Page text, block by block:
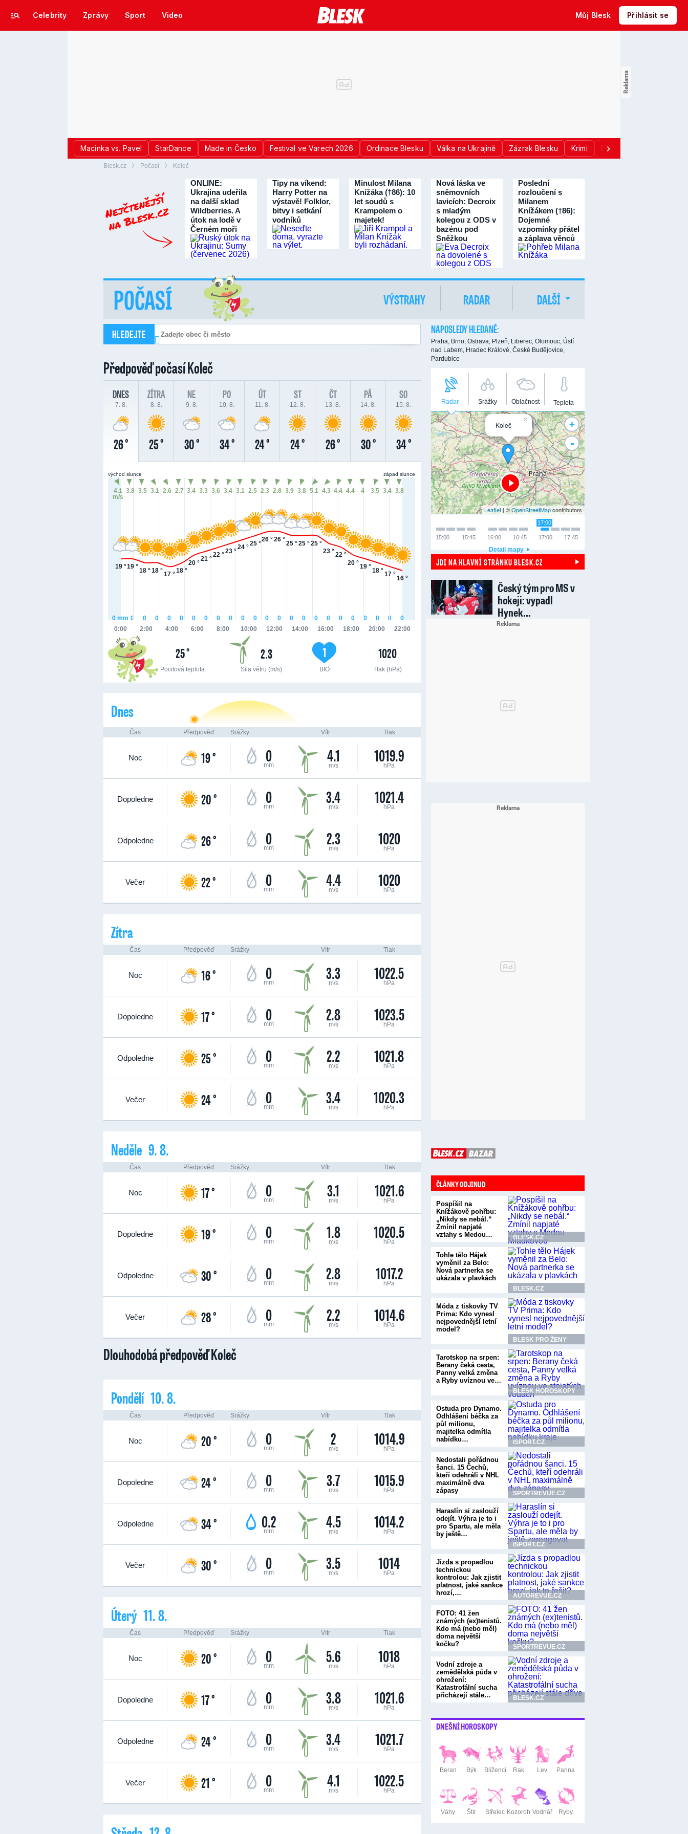
Celebrity Zprávy Sport Video Můj Blesk Přihlásit se
Macinka vs. Pavel StarDance Made in Česko Festival ve Varech 2026 Ordinace Blesku Válka na Ukrajině Zázrak Blesku Krimi Donald Trump
Blesk.cz Počasí Koleč
ONLINE:
Ukrajina udeřila
na další sklad
Wildberries. A
útok na lodě v
Černém moři
Tipy na víkend:
Harry Potter na
výstavě! Folklor,
bitvy i setkání
vodníků
Minulost Milana
Knížáka (†86): 10
let soudů s
Krampolem o
majetek!
Nová láska ve
sněmovních
lavicích: Decroix
s mladým
kolegou z ODS v
bazénu pod
Sněžkou
Poslední
rozloučení s
Milanem
Knížákem (†86):
Dojemné
vzpomínky přátel
a záplava věnců
POČASÍ VÝSTRAHY RADAR DALŠÍ
HLEDEJTE
Předpověď počasíKoleč
DNES
7. 8.
26 °
ZÍTRA
8. 8.
25 °
NE
9. 8.
30 °
PO
10. 8.
34 °
ÚT
11. 8.
24 °
ST
12. 8.
24 °
ČT
13. 8.
26 °
PÁ
14. 8.
30 °
SO
15. 8.
34 °
19 °19 °
18 °18 °
17 °
18 °
20 °
21 °
22 °
23 °
24 °
25 °
26 °26 °
25 °25 °25 °
23 °
22 °
20 °
19 °
18 °
17 °
16 °
0:00 2:00 4:00 6:00 8:00 10:00 12:00 14:00 16:00 18:00 20:00 22:00
východ slunce západ slunce
0 mm 0 0 0 0 0 0 0 0 0 0 0 0 0 0 0 0 0 0 0 0 0 0 0
4.1
m/s
3.8 3.5 3.1 2.6 2.7 3.4 3.3 3.6 3.4 3.1 2.5 2.3 2.8 3.9 3.8 5.1 4.3 4.4 4.4 4 3.5 3.4 3.8
25 °
Pocitová teplota
2.3
Síla větru (m/s)
1
BIO
1020
Tlak (hPa)
Dnes
Čas Předpověď Srážky Vítr Tlak
Noc 19 ° 0
mm 4.1
m/s 1019.9
hPa
Dopoledne 20 ° 0
mm 3.4
m/s 1021.4
hPa
Odpoledne 26 ° 0
mm 2.3
m/s 1020
hPa
Večer 22 ° 0
mm 4.4
m/s 1020
hPa
Zítra
Čas Předpověď Srážky Vítr Tlak
Noc 16 ° 0
mm 3.3
m/s 1022.5
hPa
Dopoledne 17 ° 0
mm 2.8
m/s 1023.5
hPa
Odpoledne 25 ° 0
mm 2.2
m/s 1021.8
hPa
Večer 24 ° 0
mm 3.4
m/s 1020.3
hPa
Neděle 9. 8.
Čas Předpověď Srážky Vítr Tlak
Noc 17 ° 0
mm 3.1
m/s 1021.6
hPa
Dopoledne 19 ° 0
mm 1.8
m/s 1020.5
hPa
Odpoledne 30 ° 0
mm 2.8
m/s 1017.2
hPa
Večer 28 ° 0
mm 2.2
m/s 1014.6
hPa
Dlouhodobá předpověď Koleč
Pondělí 10. 8.
Čas Předpověď Srážky Vítr Tlak
Noc 20 ° 0
mm 2
m/s 1014.9
hPa
Dopoledne 24 ° 0
mm 3.7
m/s 1015.9
hPa
Odpoledne 34 ° 0.2
mm 4.5
m/s 1014.2
hPa
Večer 30 ° 0
mm 3.5
m/s 1014
hPa
Úterý 11. 8.
Čas Předpověď Srážky Vítr Tlak
Noc 20 ° 0
mm 5.6
m/s 1018
hPa
Dopoledne 17 ° 0
mm 3.8
m/s 1021.6
hPa
Odpoledne 24 ° 0
mm 3.4
m/s 1021.7
hPa
Večer 21 ° 0
mm 4.1
m/s 1022.5
hPa
NAPOSLEDY HLEDANÉ:
Praha, Brno, Ostrava, Plzeň, Liberec, Olomouc, Ústí
nad Labem, Hradec Králové, České Budějovice,
Pardubice
Radar Srážky Oblačnost Teplota
×
Koleč +
-
Leaflet| ©OpenStreetMapcontributors
17:00
17:45
17:00
16:45
16:00
15:45
15:00
Detail mapy
JDI NA HLAVNÍ STRÁNKU BLESK.CZ
Český tým pro MS v
hokeji: vypadl
Hynek…
ČLÁNKY ODJINUD
Pospíšil na
Knížákově pohřbu:
„Nikdy se nebál.“
Zmínil napjaté
vztahy s Medou…
BLESK.CZ
Tohle tělo Hájek
vyměnil za Belo:
Nová partnerka se
ukázala v plavkách
BLESK.CZ
Móda z tiskovky TV
Prima: Kdo vynesl
nejpovednější letní
model?
BLESK PRO ŽENY
Tarotskop na srpen:
Berany čeká cesta,
Panny velká změna
a Ryby uvíznou ve…
BLESK HOROSKOPY
Ostuda pro Dynamo.
Odhlášení béčka za
půl milionu,
majitelka odmítla
nabídku…
ISPORT.CZ
Nedostali pořádnou
šanci. 15 Čechů,
kteří odehráli v NHL
maximálně dva
zápasy
SPORTREVUE.CZ
Haraslín si zaslouží
odejít. Výhra je to i
pro Spartu, ale měla
by ještě…
ISPORT.CZ
Jízda s propadlou
technickou
kontrolou: Jak zjistit
platnost, jaké sankce
hrozí,…
AUTOREVUE.CZ
FOTO: 41 žen
známých (ex)tenistů.
Kdo má (nebo měl)
doma největší
kočku?
SPORTREVUE.CZ
Vodní zdroje a
zemědělská půda v
ohrožení:
Katastrofální sucha
přicházejí stále…
BLESK.CZ
DNEŠNÍ HOROSKOPY
Beran Býk Blíženci Rak Lev Panna
Váhy Štír Střelec Kozoroh Vodnář Ryby